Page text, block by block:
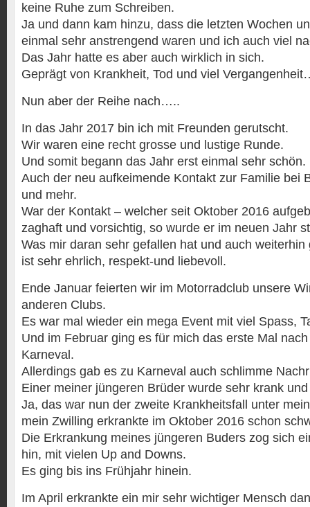
keine Ruhe zum Schreiben.
Ja und dann kam hinzu, dass die letzten Wochen
einmal sehr anstrengend waren und ich auch viel
Das Jahr hatte es aber auch wirklich in sich.
Geprägt von Krankheit, Tod und viel
Nun aber der Reihe nach…..
In das Jahr 2017 bin ich mit Freunden gerutscht.
Wir waren eine recht grosse und lustige Runde.
Und somit begann das Jahr erst einmal sehr schön.
Auch der neu aufkeimende Kontakt zur Familie bei
und mehr.
War der Kontakt – welcher seit Oktober 2016
zaghaft und vorsichtig, so wurde er im neuen Jahr
Was mir daran sehr gefallen hat und auch
ist sehr ehrlich, respekt-und liebevoll.
Ende Januar feierten wir im Motorradclub unsere
anderen Clubs.
Es war mal wieder ein mega Event mit viel Spass,
Und im Februar ging es für mich das erste Mal
Karneval.
Allerdings gab es zu Karneval auch schlimme
Einer meiner jüngeren Brüder wurde sehr krank
Ja, das war nun der zweite Krankheitsfall unter
mein Zwilling erkrankte im Oktober 2016 schon
Die Erkrankung meines jüngeren Buders zog sich
hin, mit vielen Up and Downs.
Es ging bis ins Frühjahr hinein.
Im April erkrankte ein mir sehr wichtiger Mensch